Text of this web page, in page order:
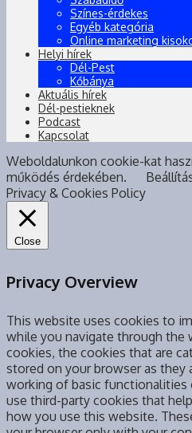
Színes-érdekes
Egyéb kategória
Online marketing
Helyi hírek
Dél-Pest
Kőbánya
Aktuális hírek
Dél-pestieknek
Podcast
Kapcsolat
Weboldalunkon cookie-kat
működés érdekében.
Privacy & Cookies Policy
Close
Privacy Overview
This website uses cookies to
while you navigate through the
cookies, the cookies that are
stored on your browser as they
working of basic
use third-party cookies that
how you use this website.